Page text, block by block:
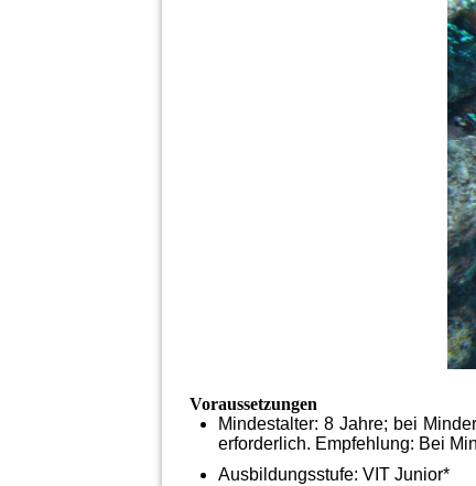
Voraussetzungen
Mindestalter: 8 Jahre; bei
erforderlich. Empfehlung: Bei
Ausbildungsstufe: VIT Junior*